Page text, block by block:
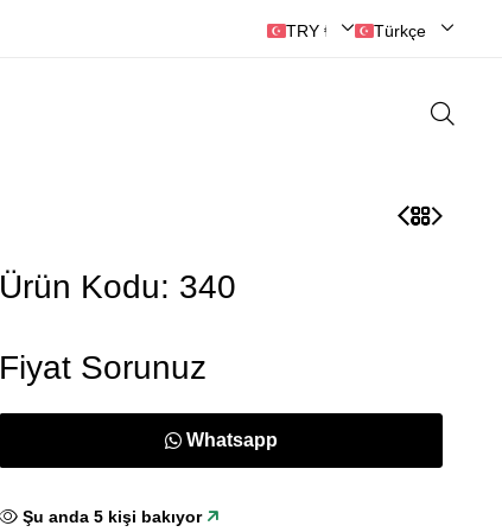
TRY ₺ | Türk Lirası
Türkçe
Ürün Kodu: 340
Fiyat Sorunuz
Whatsapp
Şu anda6 kişi bakıyor